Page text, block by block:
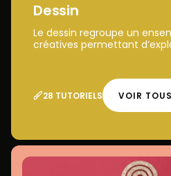
Dessin
Le dessin regroupe un
créatives permettant
28 TUTORIELS VOIR